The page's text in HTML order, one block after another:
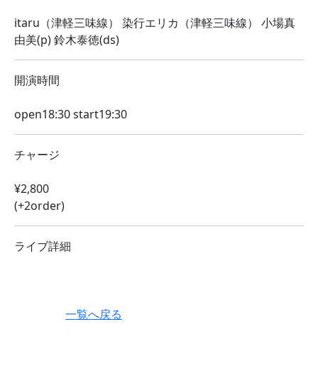
itaru（津軽三味線） 染行エリカ（津軽三味線） 小場真
由美(p) 鈴木泰徳(ds)
開演時間
open18:30 start19:30
チャージ
¥2,800
(+2order)
ライブ詳細
一覧へ戻る